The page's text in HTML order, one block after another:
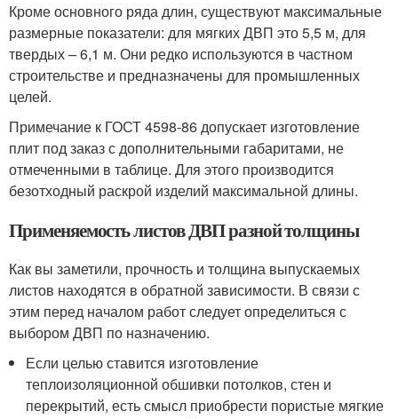
Кроме основного ряда длин, существуют максимальные
размерные показатели: для мягких ДВП это 5,5 м, для
твердых – 6,1 м. Они редко используются в частном
строительстве и предназначены для промышленных
целей.
Примечание к ГОСТ 4598-86 допускает изготовление
плит под заказ с дополнительными габаритами, не
отмеченными в таблице. Для этого производится
безотходный раскрой изделий максимальной длины.
Применяемость листов ДВП разной толщины
Как вы заметили, прочность и толщина выпускаемых
листов находятся в обратной зависимости. В связи с
этим перед началом работ следует определиться с
выбором ДВП по назначению.
Если целью ставится изготовление
теплоизоляционной обшивки потолков, стен и
перекрытий, есть смысл приобрести пористые мягкие